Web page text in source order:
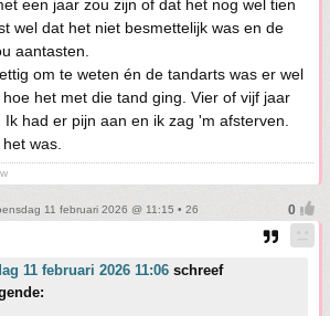
een jaar zou zijn of dat het nog wel tien
wel dat het niet besmettelijk was en de
aantasten.
om te weten én de tandarts was er wel
het met die tand ging. Vier of vijf jaar
Ik had er pijn aan en ik zag 'm afsterven.
was.
11 februari 2026 @ 11:15 • 26
11 februari 2026 11:06 schreef